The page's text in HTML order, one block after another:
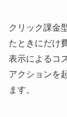
クリック課金
たときにだけ
表示によるコ
アクションを
ます。